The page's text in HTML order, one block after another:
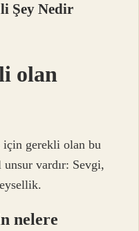
Şey Nedir
olan
için gerekli olan bu
unsur vardır: Sevgi,
nelere